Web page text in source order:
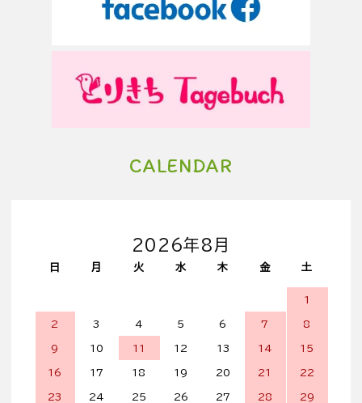
CALENDAR
2026年8月
日 月 火 水 木 金 土
1
2 3 4 5 6 7 8
9 10 11 12 13 14 15
16 17 18 19 20 21 22
23 24 25 26 27 28 29